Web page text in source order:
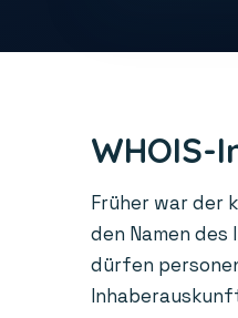
WHOIS-
Früher war der
den Namen
dürfen